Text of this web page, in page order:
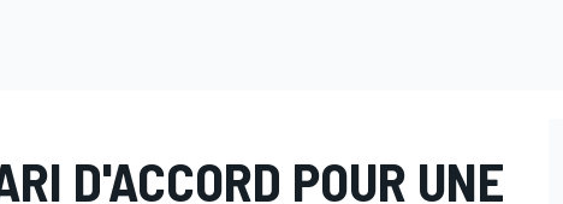
D'ACCORD POUR UNE